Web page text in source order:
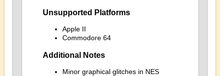
Unsupported Platforms
Apple II
Commodore 64
Additional Notes
Minor graphical glitches in NES